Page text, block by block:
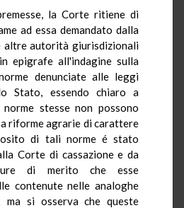
la Corte ritiene di
ad essa demandato dalla
altre autorità giurisdizionali
epigrafe all'indagine sulla
denunciate alle leggi
Stato, essendo chiaro a
stesse non possono
riforme agrarie di carattere
di tali norme é stato
Corte di cassazione e da
di merito che esse
contenute nelle analoghe
si osserva che queste